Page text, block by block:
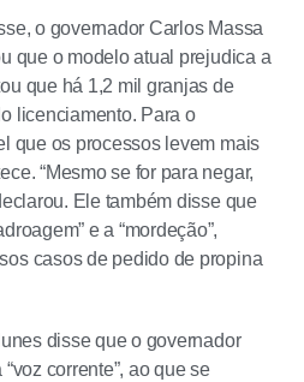
o governador Carlos Massa
que o modelo atual prejudica a
que há 1,2 mil granjas de
licenciamento. Para o
que os processos levem mais
“Mesmo se for para negar,
Ele também disse que
e a “mordeção”,
casos de pedido de propina
disse que o governador
corrente”, ao que se